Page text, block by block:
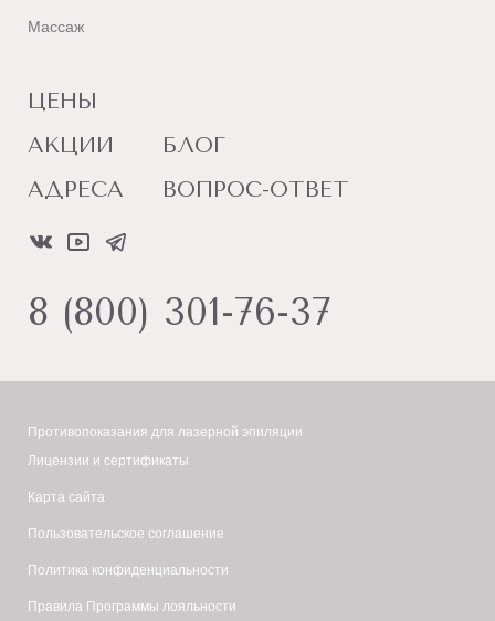
Массаж
ЦЕНЫ
АКЦИИ
АДРЕСА
БЛОГ
ВОПРОС-ОТВЕТ
8 (800) 301-76-37
Противопоказания для лазерной эпиляции
Лицензии и сертификаты
Карта сайта
Пользовательское соглашение
Политика конфиденциальности
Правила Программы лояльности